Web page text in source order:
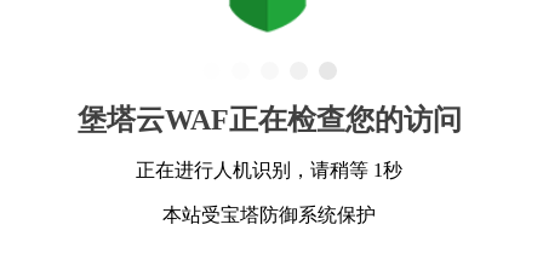
堡塔云WAF正在检查您的访问
正在进行人机识别，请稍等 1秒
本站受宝塔防御系统保护